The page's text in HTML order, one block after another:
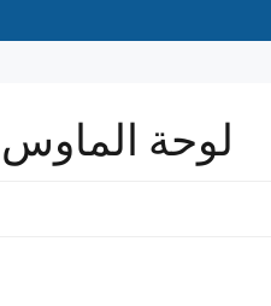
لوحة الماوس